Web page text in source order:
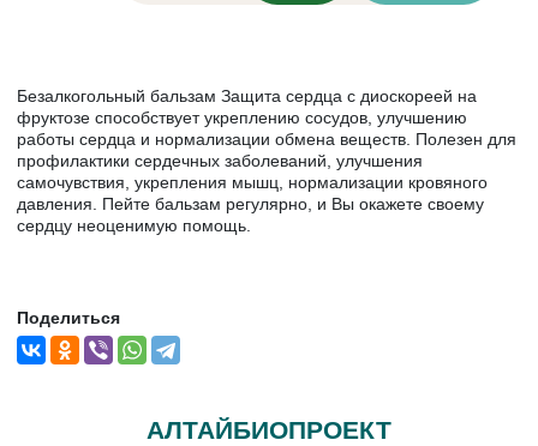
Безалкогольный бальзам Защита сердца с диоскореей на
фруктозе способствует укреплению сосудов, улучшению
работы сердца и нормализации обмена веществ. Полезен для
профилактики сердечных заболеваний, улучшения
самочувствия, укрепления мышц, нормализации кровяного
давления. Пейте бальзам регулярно, и Вы окажете своему
сердцу неоценимую помощь.
Поделиться
АЛТАЙБИОПРОЕКТ